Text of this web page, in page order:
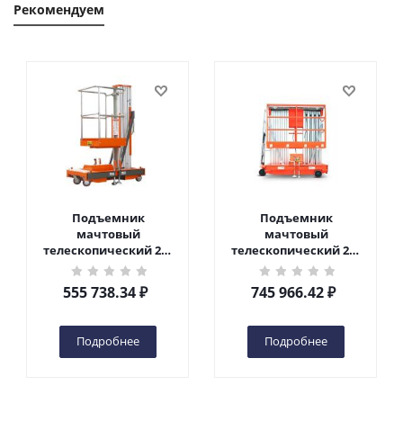
Рекомендуем
Подъемник
мачтовый
телескопический 200
кг 6 м TOR GTWY6-200S
DC 2-мачтовый
(автономный) (G) в
555 738.34₽
Подробнее
Подъемник
мачтовый
телескопический 200
кг 10 м TOR GTWY10-
200S DC 2-мачтовый
(автономный) (N) в
745 966.42₽
Подробнее